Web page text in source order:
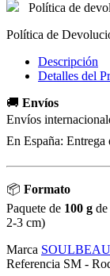
Política de
Política de
Descripción
Detalles del
🚚 Envíos
Envíos
En España:
📦 Formato
Paquete de 100 g
2-3 cm)
Marca
Referencia SM -